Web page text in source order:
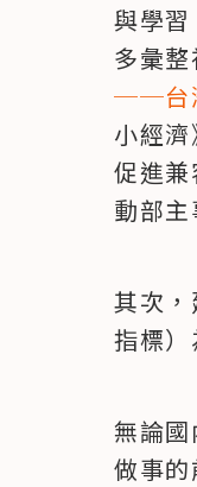
與學
多彙
──台
小經
促進
動部
其次
指標）
無論
做事的